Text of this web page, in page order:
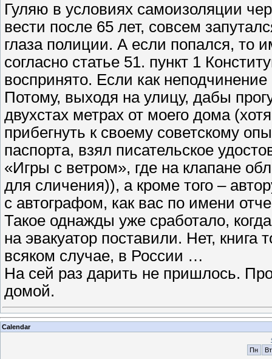
Гуляю в условиях самоизоляции
вести после 65 лет, совсем
глаза полиции. А если попался, то
согласно статье 51. пункт 1
воспринято. Если как
Потому, выходя на улицу, дабы
двухстах метрах от моего дома
прибегнуть к своему советскому
паспорта, взял писательское
«Игры с ветром», где на клапане
для сличения)), а кроме того –
с автографом, как вас по имени
Такое однажды уже сработало,
на эвакуатор поставили. Нет,
всяком случае, в России …
На сей раз дарить не пришлось.
домой.
Calendar
Пн
Вт